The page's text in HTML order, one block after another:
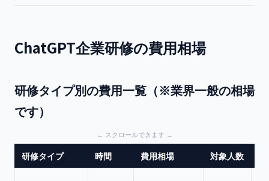
ChatGPT企業研修の費用相場
研修タイプ別の費用一覧（※業界一般の相場
です）
研修タイプ 時間 費用相場 対象人数